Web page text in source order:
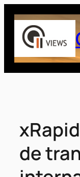
Saltar
contenido
de